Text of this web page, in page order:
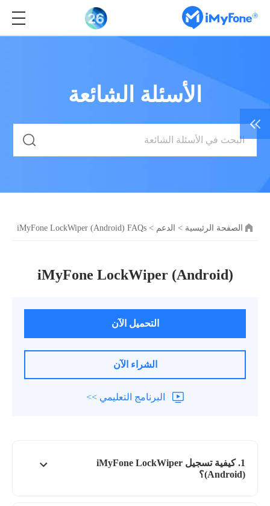
الأسئلة الشائعة
الصفحة الرئيسية > الدعم >
iMyFone LockWiper (Android) FAQs
iMyFone LockWiper (Android)
التحميل الآن
الشراء الآن
البرنامج التعليمي >>
1. كيفية تسجيل iMyFone LockWiper
(Android)؟